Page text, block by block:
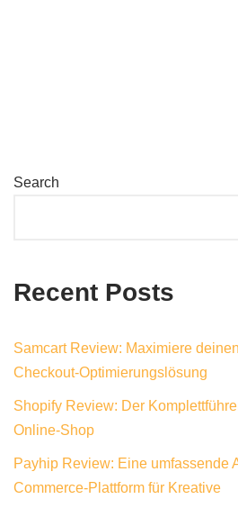
Search
Recent Posts
Samcart Review: Maximiere
Checkout-Optimierungslösung
Shopify Review: Der
Online-Shop
Payhip Review: Eine umfassende
Commerce-Plattform für Kreative